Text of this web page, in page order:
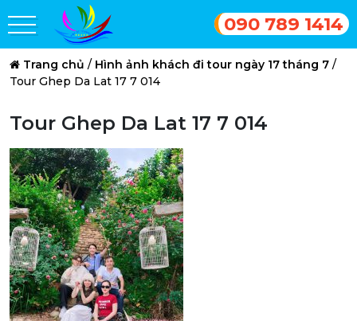
090 789 1414
Trang chủ / Hình ảnh khách đi tour ngày 17 tháng 7 /
Tour Ghep Da Lat 17 7 014
Tour Ghep Da Lat 17 7 014